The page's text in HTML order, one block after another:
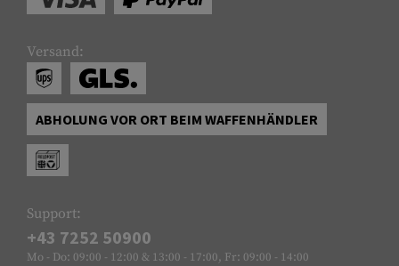
Versand:
ABHOLUNG VOR ORT BEIM WAFFENHÄNDLER
Support:
+43 7252 50900
Mo - Do: 09:00 - 12:00 & 13:00 - 17:00, Fr: 09:00 - 14:00